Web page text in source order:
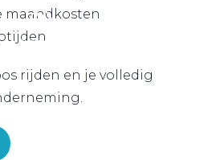
maandkosten
rijden en je volledig